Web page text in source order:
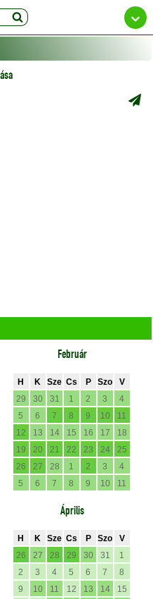
Február
H K Sze Cs P Szo
V
29
30 31 1 2 3
4
5
6 7 8 9 10
11
12
13 14 15 16 17
18
19
20 21 22 23 24
25
26
27 28 1 2 3
4
5
6 7 8 9 10 11
Április
H K Sze Cs P Szo
V
26
27 28 29 30 31
1
2
3 4 5 6 7
8
9
10 11 12 13 14
15